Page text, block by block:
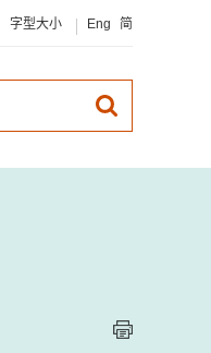
字型大小 Eng 简